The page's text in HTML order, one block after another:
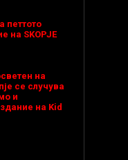
петтото
на SKOPJE
на
се случува
и
на Kid